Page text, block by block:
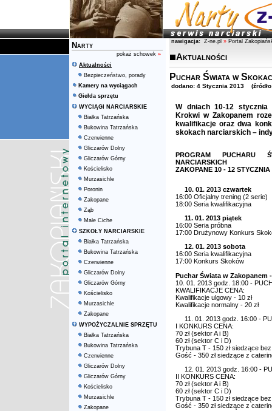
Narty
pokaż schowek »
Aktualności
Bezpieczeństwo, porady
Kamery na wyciągach
Giełda sprzętu
WYCIĄGI NARCIARSKIE
Białka Tatrzańska
Bukowina Tatrzańska
Czerwienne
Gliczarów Dolny
Gliczarów Górny
Kościelisko
Murzasichle
Poronin
Zakopane
Ząb
Małe Ciche
SZKOŁY NARCIARSKIE
Białka Tatrzańska
Bukowina Tatrzańska
Czerwienne
Gliczarów Dolny
Gliczarów Górny
Kościelisko
Murzasichle
Zakopane
WYPOŻYCZALNIE SPRZĘTU
Białka Tatrzańska
Bukowina Tatrzańska
Czerwienne
Gliczarów Dolny
Gliczarów Górny
Kościelisko
Murzasichle
Zakopane
nawigacja: Z-ne.pl » Portal
Aktualności
Puchar Świata w
dodano: 4 Stycznia 2013
W dniach 10-12
Krokwi w Zakopanem
kwalifikacje oraz dwa
skokach narciarskich –
PROGRAM PUCHARU
NARCIARSKICH
ZAKOPANE 10 - 12 STYCZNIA
10. 01. 2013 czwartek
16:00 Oficjalny trening (2 serie)
18:00 Seria kwalifikacyjna
11. 01. 2013 piątek
16:00 Seria próbna
17:00 Drużynowy Konkurs
12. 01. 2013 sobota
16:00 Seria kwalifikacyjna
17:00 Konkurs Skoków
Puchar Świata w Zakopanem
10. 01. 2013 godz. 18:00 -
KWALIFIKACJE CENA:
Kwalifikacje ulgowy - 10 zł
Kwalifikacje normalny - 20 zł
11. 01. 2013 godz. 16:00 -
I KONKURS CENA:
70 zł (sektor A i B)
60 zł (sektor C i D)
Trybuna T - 150 zł siedzące
Gość - 350 zł siedzące z
12. 01. 2013 godz. 16:00 -
II KONKURS CENA:
70 zł (sektor A i B)
60 zł (sektor C i D)
Trybuna T - 150 zł siedzące
Gość - 350 zł siedzące z